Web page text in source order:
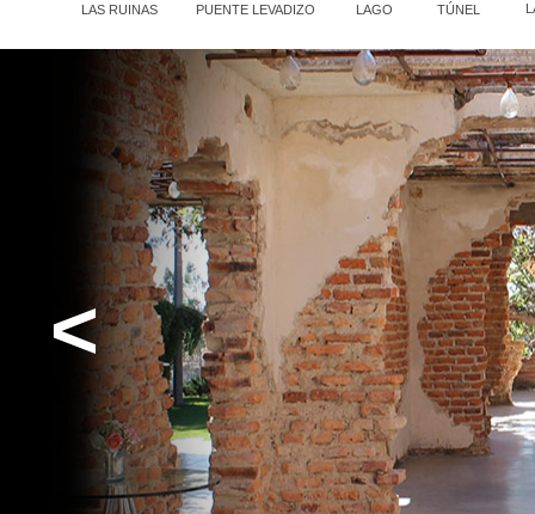
LAS RUINAS PUENTE LEVADIZO LAGO TÚNEL
<